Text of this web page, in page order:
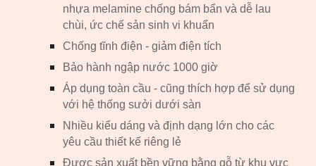
nhựa melamine chống bám bẩn và dễ lau
chùi, ức chế sản sinh vi khuẩn
Chống tĩnh điện - giảm điện tích
Bảo hành ngập nước 1000 giờ
Áp dụng toàn cầu - cũng thích hợp để sử dụng
với hệ thống sưởi dưới sàn
Nhiều kiểu dáng và định dạng lớn cho các
yêu cầu thiết kế riêng lẻ
Được sản xuất bền vững bằng gỗ từ khu vực